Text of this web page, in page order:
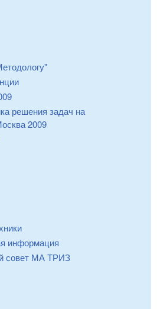
решения задач на
2009
информация
совет МА ТРИЗ